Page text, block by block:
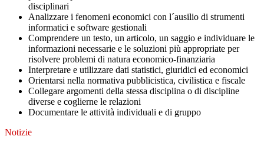
disciplinari
Analizzare i fenomeni economici con l´ausilio di strumenti
informatici e software gestionali
Comprendere un testo, un articolo, un saggio e individuare le
informazioni necessarie e le soluzioni più appropriate per
risolvere problemi di natura economico-finanziaria
Interpretare e utilizzare dati statistici, giuridici ed economici
Orientarsi nella normativa pubblicistica, civilistica e fiscale
Collegare argomenti della stessa disciplina o di discipline
diverse e coglierne le relazioni
Documentare le attività individuali e di gruppo
Notizie